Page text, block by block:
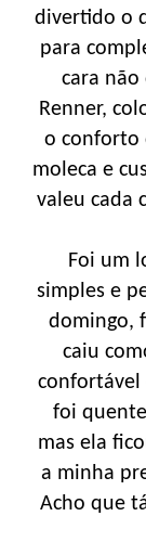
divertido o
para
cara não
Renner,
o conforto
moleca e
valeu cada
Foi um
simples e
domingo,
caiu
confortável
foi
mas ela
a minha
Acho que